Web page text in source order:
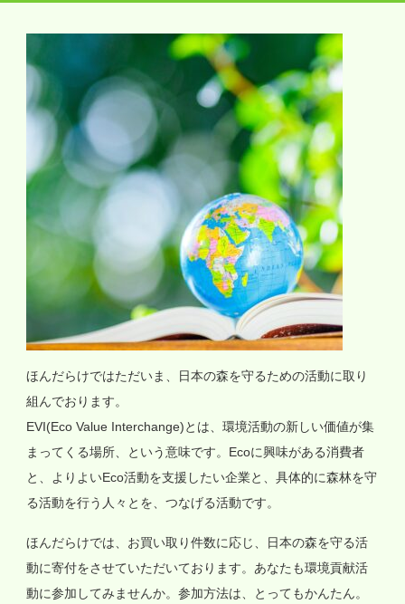
ほんだらけではただいま、日本の森を守るための活動に取り
組んでおります。
EVI(Eco Value Interchange)とは、環境活動の新しい価値が集
まってくる場所、という意味です。Ecoに興味がある消費者
と、よりよいEco活動を支援したい企業と、具体的に森林を守
る活動を行う人々とを、つなげる活動です。
ほんだらけでは、お買い取り件数に応じ、日本の森を守る活
動に寄付をさせていただいております。あなたも環境貢献活
動に参加してみませんか。参加方法は、とってもかんたん。